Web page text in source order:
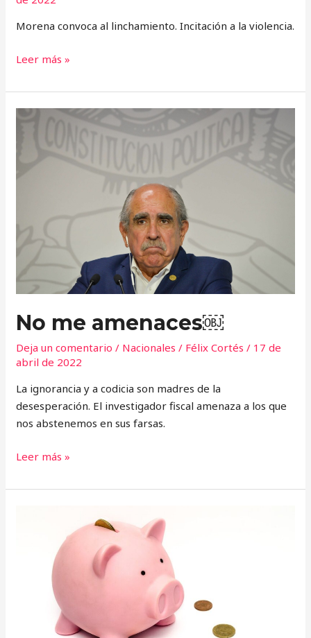
Morena convoca al linchamiento. Incitación a la violencia.
Leer más »
No me amenaces￼
Deja un comentario / Nacionales / Félix Cortés/ 17 de
abril de 2022
La ignorancia y a codicia son madres de la
desesperación. El investigador fiscal amenaza a los que
nos abstenemos en sus farsas.
No
amenaces
Leer más »